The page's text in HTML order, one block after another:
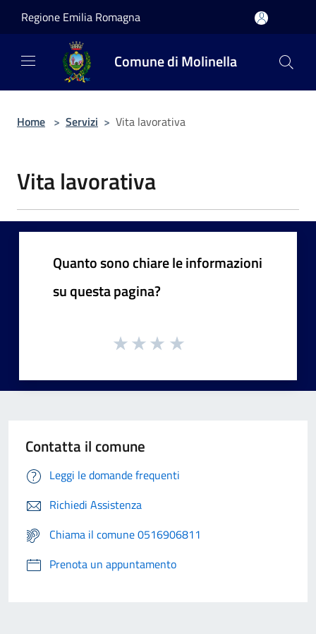
Regione Emilia Romagna
Comune di Molinella
Home > Servizi > Vita lavorativa
Vita lavorativa
Quanto sono chiare le informazioni
su questa pagina?
Contatta il comune
Leggi le domande frequenti
Richiedi Assistenza
Chiama il comune 0516906811
Prenota un appuntamento